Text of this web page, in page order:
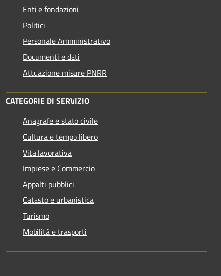
Enti e fondazioni
Politici
Personale Amministrativo
Documenti e dati
Attuazione misure PNRR
CATEGORIE DI SERVIZIO
Anagrafe e stato civile
Cultura e tempo libero
Vita lavorativa
Imprese e Commercio
Appalti pubblici
Catasto e urbanistica
Turismo
Mobilità e trasporti